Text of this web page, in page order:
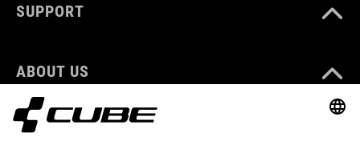
SUPPORT
ABOUT US
EXPLORE